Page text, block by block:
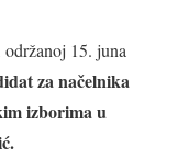
15. juna
za načelnika
izborima u